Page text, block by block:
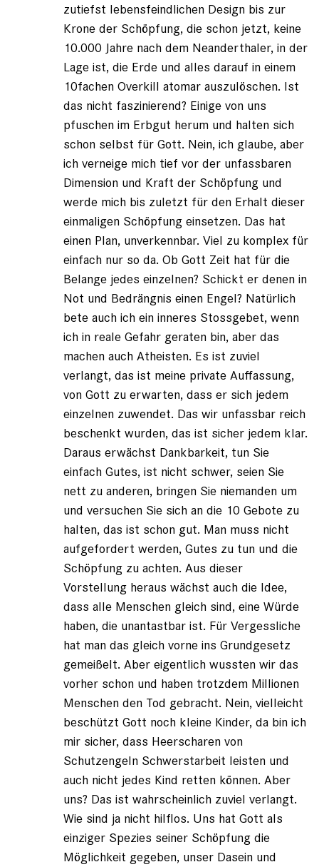
zutiefst lebensfeindlichen Design bis zur
Krone der Schöpfung, die schon jetzt, keine
10.000 Jahre nach dem Neanderthaler, in der
Lage ist, die Erde und alles darauf in einem
10fachen Overkill atomar auszulöschen. Ist
das nicht faszinierend? Einige von uns
pfuschen im Erbgut herum und halten sich
schon selbst für Gott. Nein, ich glaube, aber
ich verneige mich tief vor der unfassbaren
Dimension und Kraft der Schöpfung und
werde mich bis zuletzt für den Erhalt dieser
einmaligen Schöpfung einsetzen. Das hat
einen Plan, unverkennbar. Viel zu komplex für
einfach nur so da. Ob Gott Zeit hat für die
Belange jedes einzelnen? Schickt er denen in
Not und Bedrängnis einen Engel? Natürlich
bete auch ich ein inneres Stossgebet, wenn
ich in reale Gefahr geraten bin, aber das
machen auch Atheisten. Es ist zuviel
verlangt, das ist meine private Auffassung,
von Gott zu erwarten, dass er sich jedem
einzelnen zuwendet. Das wir unfassbar reich
beschenkt wurden, das ist sicher jedem klar.
Daraus erwächst Dankbarkeit, tun Sie
einfach Gutes, ist nicht schwer, seien Sie
nett zu anderen, bringen Sie niemanden um
und versuchen Sie sich an die 10 Gebote zu
halten, das ist schon gut. Man muss nicht
aufgefordert werden, Gutes zu tun und die
Schöpfung zu achten. Aus dieser
Vorstellung heraus wächst auch die Idee,
dass alle Menschen gleich sind, eine Würde
haben, die unantastbar ist. Für Vergessliche
hat man das gleich vorne ins Grundgesetz
gemeißelt. Aber eigentlich wussten wir das
vorher schon und haben trotzdem Millionen
Menschen den Tod gebracht. Nein, vielleicht
beschützt Gott noch kleine Kinder, da bin ich
mir sicher, dass Heerscharen von
Schutzengeln Schwerstarbeit leisten und
auch nicht jedes Kind retten können. Aber
uns? Das ist wahrscheinlich zuviel verlangt.
Wie sind ja nicht hilflos. Uns hat Gott als
einziger Spezies seiner Schöpfung die
Möglichkeit gegeben, unser Dasein und